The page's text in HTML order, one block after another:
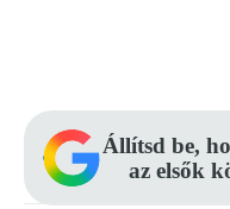
Állítsd be,
az elsők